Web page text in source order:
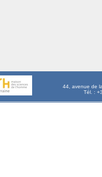
44, avenue de
Tél. :